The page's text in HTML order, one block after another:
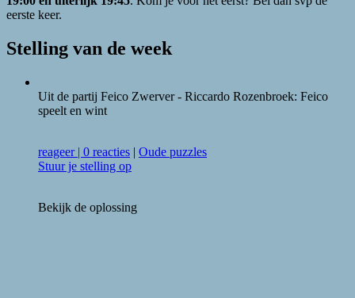
eerste keer.
Stelling van de week
Uit de partij Feico Zwerver - Riccardo Rozenbroek: Feico
speelt en wint
reageer| 0 reacties | Oude puzzles
Stuur je stelling op
Bekijk de oplossing